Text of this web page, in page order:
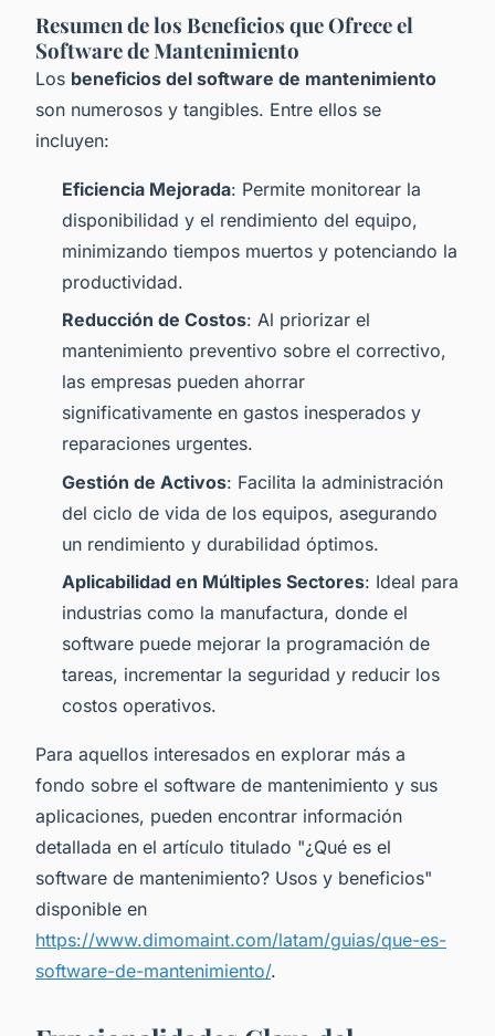
Resumen de los Beneficios que Ofrece el
Software de Mantenimiento
Los beneficios del software de mantenimiento
son numerosos y tangibles. Entre ellos se
incluyen:
Eficiencia Mejorada: Permite monitorear la
disponibilidad y el rendimiento del equipo,
minimizando tiempos muertos y potenciando la
productividad.
Reducción de Costos: Al priorizar el
mantenimiento preventivo sobre el correctivo,
las empresas pueden ahorrar
significativamente en gastos inesperados y
reparaciones urgentes.
Gestión de Activos: Facilita la administración
del ciclo de vida de los equipos, asegurando
un rendimiento y durabilidad óptimos.
Aplicabilidad en Múltiples Sectores: Ideal para
industrias como la manufactura, donde el
software puede mejorar la programación de
tareas, incrementar la seguridad y reducir los
costos operativos.
Para aquellos interesados en explorar más a
fondo sobre el software de mantenimiento y sus
aplicaciones, pueden encontrar información
detallada en el artículo titulado "¿Qué es el
software de mantenimiento? Usos y beneficios"
disponible en
https://www.dimomaint.com/latam/guias/que-es-
software-de-mantenimiento/.